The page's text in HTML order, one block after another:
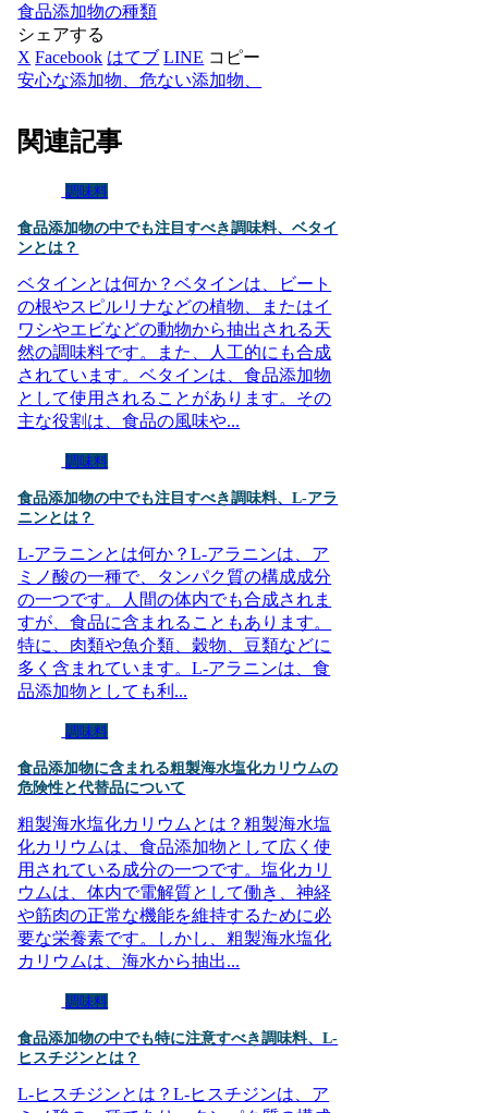
食品添加物の種類
シェアする
X Facebook はてブ LINE コピー
安心な添加物、危ない添加物、
関連記事
調味料
食品添加物の中でも注目すべき調味料、ベタイ
ンとは？
ベタインとは何か？ベタインは、ビート
の根やスピルリナなどの植物、またはイ
ワシやエビなどの動物から抽出される天
然の調味料です。また、人工的にも合成
されています。ベタインは、食品添加物
として使用されることがあります。その
主な役割は、食品の風味や...
調味料
食品添加物の中でも注目すべき調味料、L-アラ
ニンとは？
L-アラニンとは何か？L-アラニンは、ア
ミノ酸の一種で、タンパク質の構成成分
の一つです。人間の体内でも合成されま
すが、食品に含まれることもあります。
特に、肉類や魚介類、穀物、豆類などに
多く含まれています。L-アラニンは、食
品添加物としても利...
調味料
食品添加物に含まれる粗製海水塩化カリウムの
危険性と代替品について
粗製海水塩化カリウムとは？粗製海水塩
化カリウムは、食品添加物として広く使
用されている成分の一つです。塩化カリ
ウムは、体内で電解質として働き、神経
や筋肉の正常な機能を維持するために必
要な栄養素です。しかし、粗製海水塩化
カリウムは、海水から抽出...
調味料
食品添加物の中でも特に注意すべき調味料、L-
ヒスチジンとは？
L-ヒスチジンとは？L-ヒスチジンは、ア